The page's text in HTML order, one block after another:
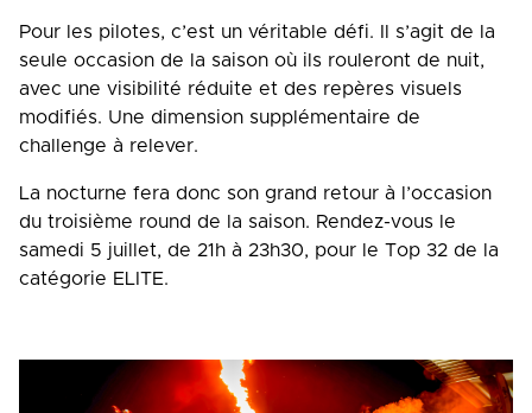
Pour les pilotes, c’est un véritable défi. Il s’agit de la
seule occasion de la saison où ils rouleront de nuit,
avec une visibilité réduite et des repères visuels
modifiés. Une dimension supplémentaire de
challenge à relever.
La nocturne fera donc son grand retour à l’occasion
du troisième round de la saison. Rendez-vous le
samedi 5 juillet, de 21h à 23h30, pour le Top 32 de la
catégorie ELITE.